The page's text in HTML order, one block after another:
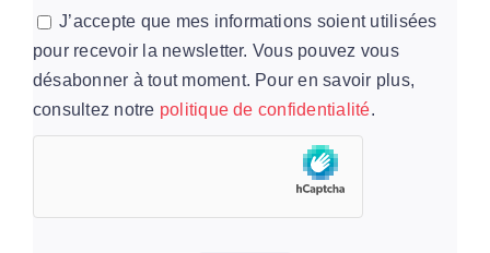
J’accepte que mes informations soient utilisées
pour recevoir la newsletter. Vous pouvez vous
désabonner à tout moment. Pour en savoir plus,
consultez notre politique de confidentialité.